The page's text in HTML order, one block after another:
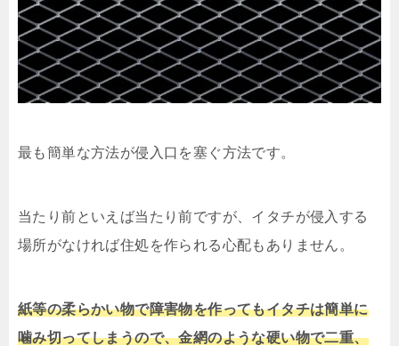
最も簡単な方法が侵入口を塞ぐ方法です。
当たり前といえば当たり前ですが、イタチが侵入する
場所がなければ住処を作られる心配もありません。
紙等の柔らかい物で障害物を作ってもイタチは簡単に
噛み切ってしまうので、金網のような硬い物で二重、